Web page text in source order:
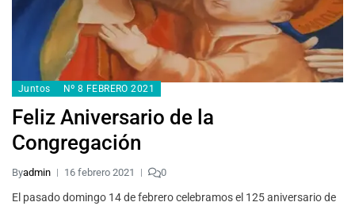
Juntos Nº 8 FEBRERO 2021
Feliz Aniversario de la
Congregación
Byadmin 16 febrero 2021 0
El pasado domingo 14 de febrero celebramos el 125 aniversario de